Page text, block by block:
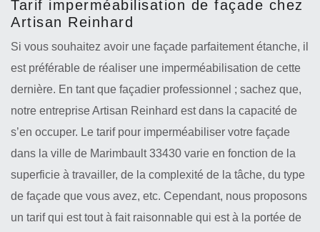
Tarif imperméabilisation de façade chez
Artisan Reinhard
Si vous souhaitez avoir une façade parfaitement étanche, il
est préférable de réaliser une imperméabilisation de cette
dernière. En tant que façadier professionnel ; sachez que,
notre entreprise Artisan Reinhard est dans la capacité de
s’en occuper. Le tarif pour imperméabiliser votre façade
dans la ville de Marimbault 33430 varie en fonction de la
superficie à travailler, de la complexité de la tâche, du type
de façade que vous avez, etc. Cependant, nous proposons
un tarif qui est tout à fait raisonnable qui est à la portée de